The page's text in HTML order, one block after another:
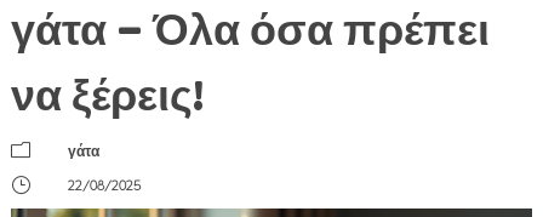
γάτα – Όλα όσα πρέπει
να ξέρεις!
m
γάτα
}
22/08/2025